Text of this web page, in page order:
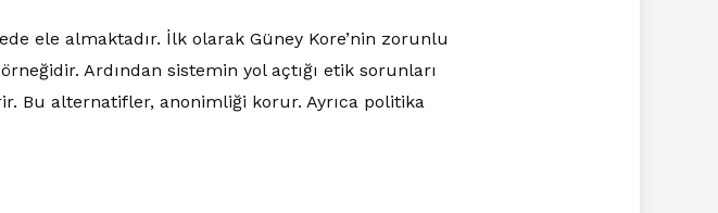
ele almaktadır. İlk olarak Güney Kore’nin zorunlu
Ardından sistemin yol açtığı etik sorunları
Bu alternatifler, anonimliği korur. Ayrıca politika